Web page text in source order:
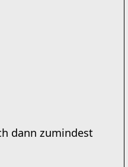
dann zumindest